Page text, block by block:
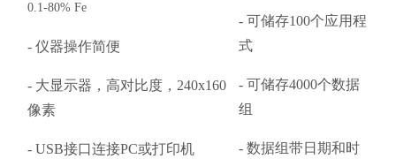
0.1-80% Fe
- 仪器操作简便
- 大显示器，高对比度，240x160
像素
- USB接口连接PC或打印机
- 可储存100个应用程
式
- 可储存4000个数据
组
- 数据组带日期和时